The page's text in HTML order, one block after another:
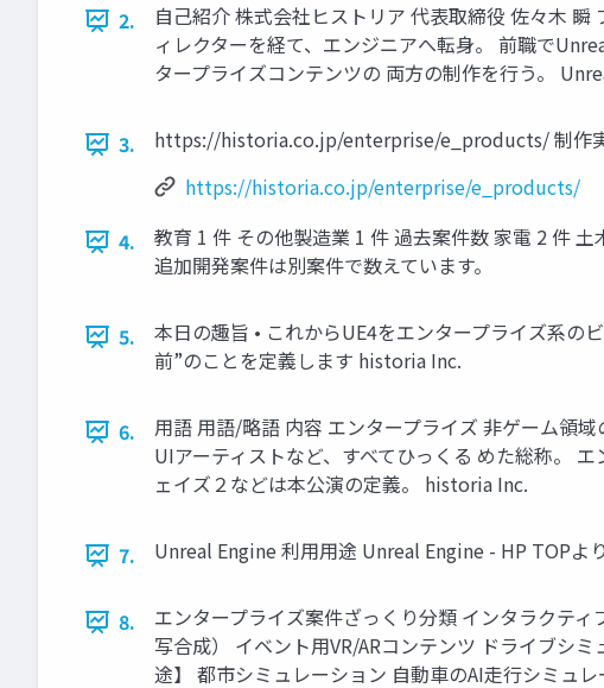
2.
自己紹介 株式会社ヒストリア 代表取締役 佐々木
ィレクターを経て、エンジニアへ転身。 前職で
タープライズコンテンツの 両方の制作を行う。
3.
https://historia.co.jp/enterprise/e_products/ 制作
https://historia.co.jp/enterprise/e_products/
4.
教育 1 件 その他製造業 1 件 過去案件数 家電 2 件
追加開発案件は別案件で数えています。
5.
本日の趣旨 • これからUE4をエンタープライズ系の
前”のことを定義します historia Inc.
6.
用語 用語/略語 内容 エンタープライズ 非ゲーム領
UIアーティストなど、すべてひっくる めた総称。
ェイズ２などは本公演の定義。 historia Inc.
7. Unreal Engine 利用用途 Unreal Engine - HP TOPよ
8.
エンタープライズ案件ざっくり分類 インタラクテ
写合成） イベント用VR/ARコンテンツ ドライブシ
途】 都市シミュレーション 自動車のAI走行シミュ